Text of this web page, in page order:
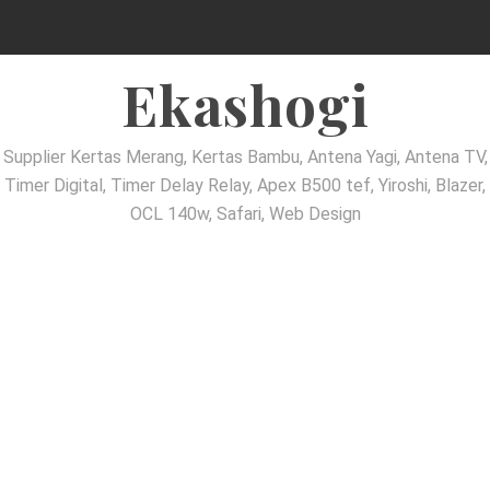
Ekashogi
Supplier Kertas Merang, Kertas Bambu, Antena Yagi, Antena TV,
Timer Digital, Timer Delay Relay, Apex B500 tef, Yiroshi, Blazer,
OCL 140w, Safari, Web Design